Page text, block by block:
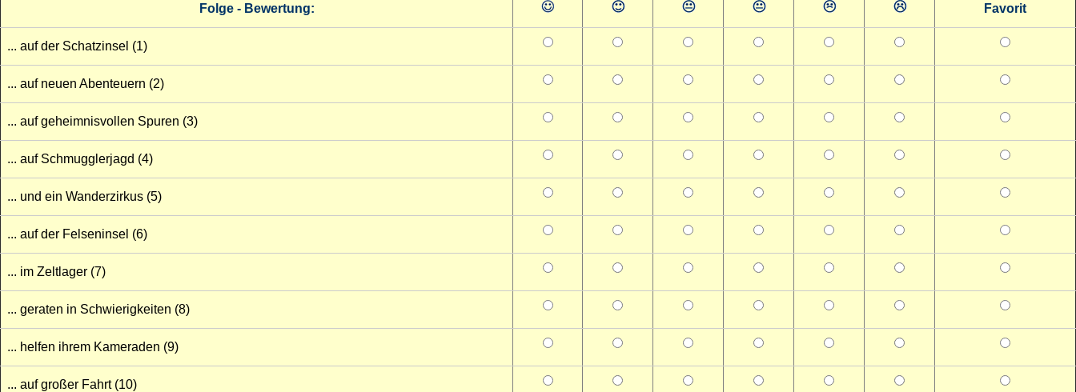
Folge - Bewertung: Favorit
... auf der Schatzinsel (1)
... auf neuen Abenteuern (2)
... auf geheimnisvollen Spuren (3)
... auf Schmugglerjagd (4)
... und ein Wanderzirkus (5)
... auf der Felseninsel (6)
... im Zeltlager (7)
... geraten in Schwierigkeiten (8)
... helfen ihrem Kameraden (9)
... auf großer Fahrt (10)